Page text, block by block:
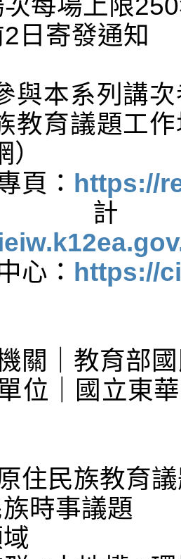
次每場上限
日寄發通知
與本系列講
教育議題工
頁： https://
計
心： https://
關｜教育部
位｜國立東
住民族教育
時事議題